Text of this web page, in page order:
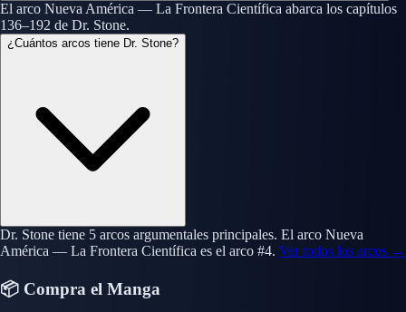
El arco Nueva América — La Frontera Científica abarca los capítulos
136–192 de Dr. Stone.
¿Cuántos arcos tiene Dr. Stone?
Dr. Stone tiene 5 arcos argumentales principales. El arco Nueva
América — La Frontera Científica es el arco #4. Ver todos los arcos →
📦 Compra el Manga